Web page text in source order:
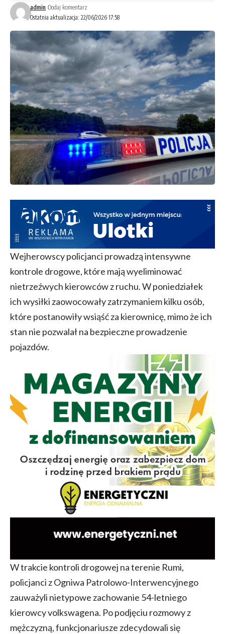
Ostatnia aktualizacja: 22/06/2026 17:58
admin Dodaj komentarz
Wejherowscy policjanci prowadzą intensywne
kontrole drogowe, które mają wyeliminować
nietrzeźwych kierowców z ruchu. W poniedziałek
ich wysiłki zaowocowały zatrzymaniem kilku osób,
które postanowiły wsiąść za kierownicę, mimo że ich
stan nie pozwalał na bezpieczne prowadzenie
pojazdów.
W trakcie kontroli drogowej na terenie Rumi,
policjanci z Ogniwa Patrolowo-Interwencyjnego
zauważyli nietypowe zachowanie 54-letniego
kierowcy volkswagena. Po podjęciu rozmowy z
mężczyzną, funkcjonariusze zdecydowali się